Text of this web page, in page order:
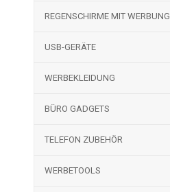
REGENSCHIRME MIT WERBUNG
USB-GERÄTE
WERBEKLEIDUNG
BÜRO GADGETS
TELEFON ZUBEHÖR
WERBETOOLS